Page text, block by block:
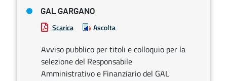
GAL GARGANO
Scarica Ascolta
Avviso pubblico per titoli e colloquio per la
selezione del Responsabile
Amministrativo e Finanziario del GAL